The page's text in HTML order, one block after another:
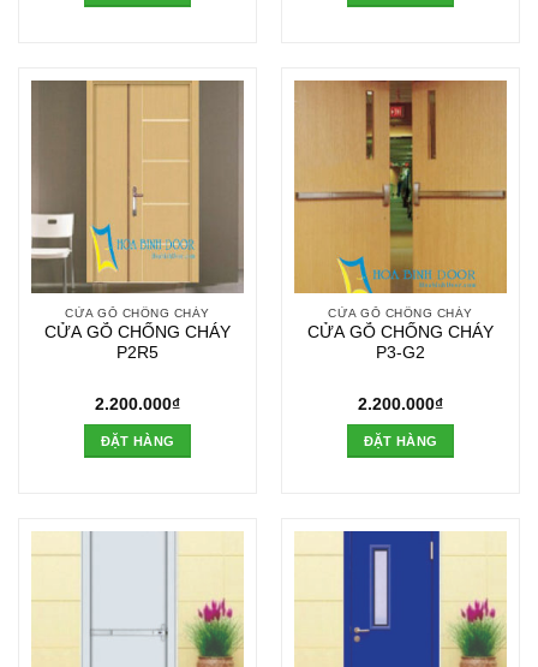
CỬA GỖ CHỐNG CHÁY
CỬA GỖ CHỐNG CHÁY
P2R5
2.200.000₫
ĐẶT HÀNG
CỬA GỖ CHỐNG CHÁY
CỬA GỖ CHỐNG CHÁY
P3-G2
2.200.000₫
ĐẶT HÀNG